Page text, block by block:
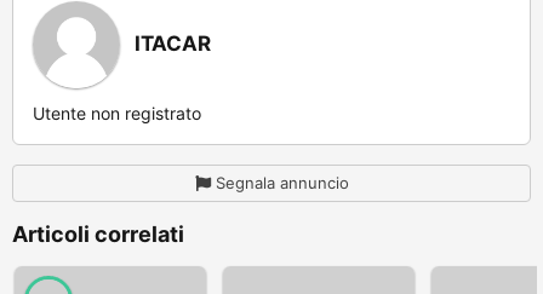
ITACAR
Utente non registrato
Segnala annuncio
Articoli correlati